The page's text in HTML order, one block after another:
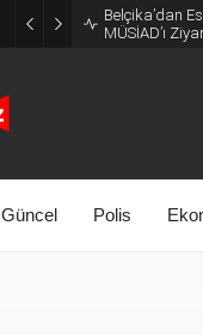
Belçika’dan
MÜSİAD’ı
Güncel Polis